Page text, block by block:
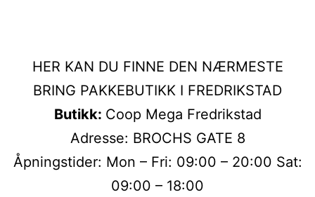
HER KAN DU FINNE DEN NÆRMESTE
BRING PAKKEBUTIKK I FREDRIKSTAD
Butikk: Coop Mega Fredrikstad
Adresse: BROCHS GATE 8
Åpningstider: Mon – Fri: 09:00 – 20:00 Sat:
09:00 – 18:00